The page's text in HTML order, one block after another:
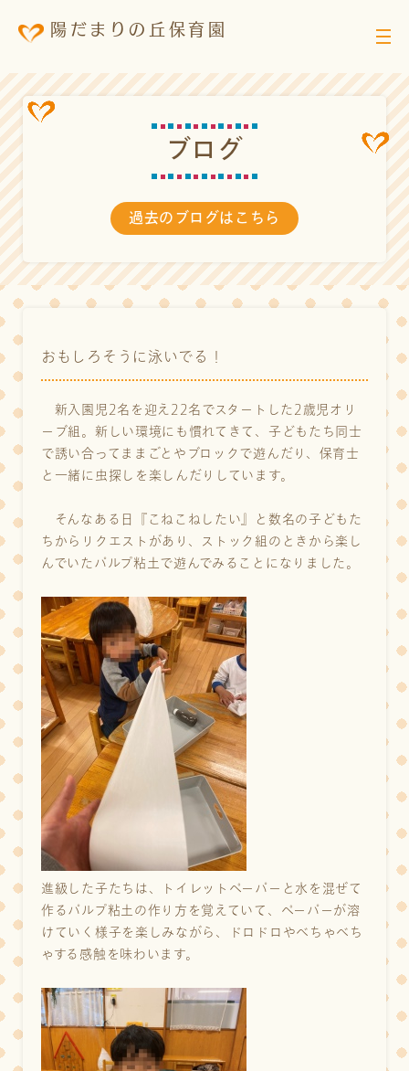
陽だまりの丘保育園
ブロ グ
過去のブログはこちら
おもしろそうに泳いでる！
新入園児2名を迎え22名でスタートした2歳児オリ
ーブ組。新しい環境にも慣れてきて、子どもたち同士
で誘い合ってままごとやブロックで遊んだり、保育士
と一緒に虫探しを楽しんだりしています。
そんなある日『こねこねしたい』と数名の子どもた
ちからリクエストがあり、ストック組のときから楽し
んでいたパルプ粘土で遊んでみることになりました。
進級した子たちは、トイレットペーパーと水を混ぜて
作るパルプ粘土の作り方を覚えていて、ペーパーが溶
けていく様子を楽しみながら、ドロドロやべちゃべち
ゃする感触を味わいます。